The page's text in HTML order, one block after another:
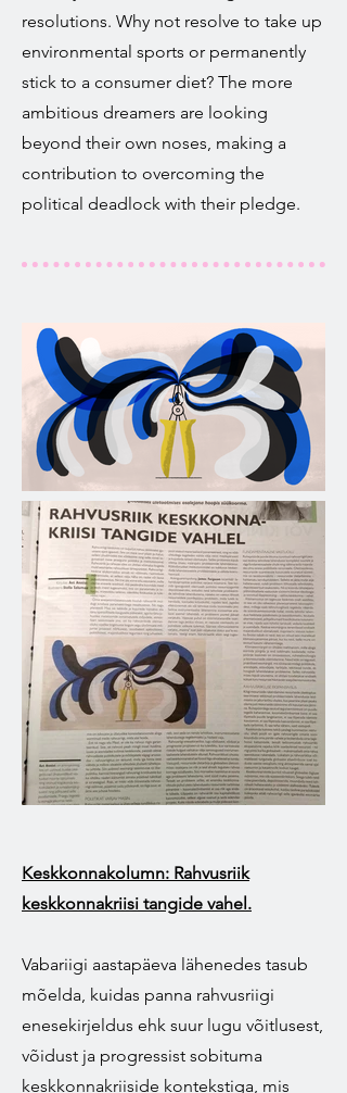
resolutions. Why not resolve to take up
environmental sports or permanently
stick to a consumer diet? The more
ambitious dreamers are looking
beyond their own noses, making a
contribution to overcoming the
political deadlock with their pledge.
Keskkonnakolumn: Rahvusriik
keskkonnakriisi tangide vahel.
Vabariigi aastapäeva lähenedes tasub
mõelda, kuidas panna rahvusriigi
enesekirjeldus ehk suur lugu võitlusest,
võidust ja progressist sobituma
keskkonnakriiside kontekstiga, mis